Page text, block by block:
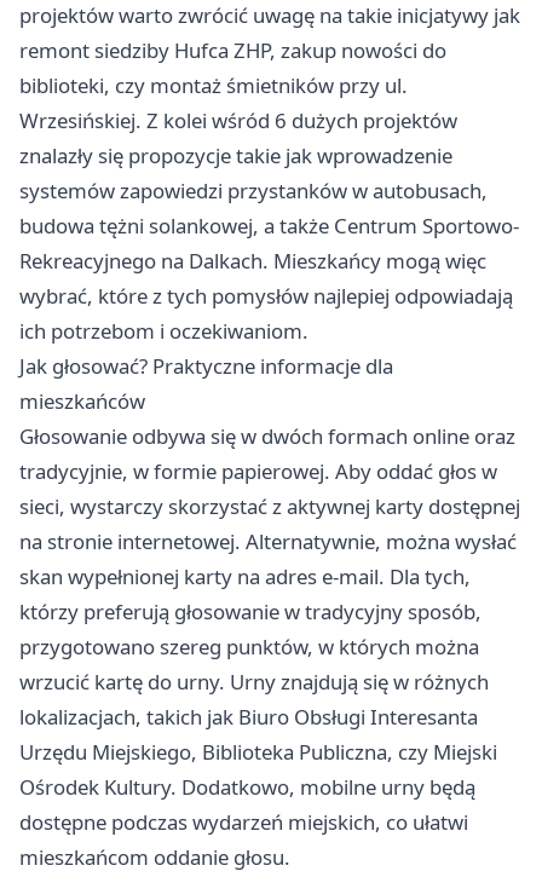
projektów warto zwrócić uwagę na takie inicjatywy jak
remont siedziby Hufca ZHP, zakup nowości do
biblioteki, czy montaż śmietników przy ul.
Wrzesińskiej. Z kolei wśród 6 dużych projektów
znalazły się propozycje takie jak wprowadzenie
systemów zapowiedzi przystanków w autobusach,
budowa tężni solankowej, a także Centrum Sportowo-
Rekreacyjnego na Dalkach. Mieszkańcy mogą więc
wybrać, które z tych pomysłów najlepiej odpowiadają
ich potrzebom i oczekiwaniom.
Jak głosować? Praktyczne informacje dla
mieszkańców
Głosowanie odbywa się w dwóch formach online oraz
tradycyjnie, w formie papierowej. Aby oddać głos w
sieci, wystarczy skorzystać z aktywnej karty dostępnej
na stronie internetowej. Alternatywnie, można wysłać
skan wypełnionej karty na adres e-mail. Dla tych,
którzy preferują głosowanie w tradycyjny sposób,
przygotowano szereg punktów, w których można
wrzucić kartę do urny. Urny znajdują się w różnych
lokalizacjach, takich jak Biuro Obsługi Interesanta
Urzędu Miejskiego, Biblioteka Publiczna, czy Miejski
Ośrodek Kultury. Dodatkowo, mobilne urny będą
dostępne podczas wydarzeń miejskich, co ułatwi
mieszkańcom oddanie głosu.